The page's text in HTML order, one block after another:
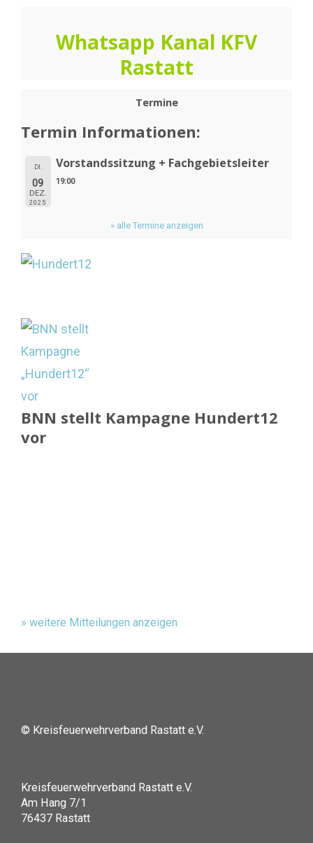
Whatsapp Kanal KFV
Rastatt
Termine
Termin Informationen:
DI.
09
DEZ.
2025
Vorstandssitzung + Fachgebietsleiter
19:00
» alle Termine anzeigen
BNN stellt Kampagne Hundert12
vor
» weitere Mitteilungen anzeigen
© Kreisfeuerwehrverband Rastatt e.V.
Kreisfeuerwehrverband Rastatt e.V.
Am Hang 7/1
76437 Rastatt